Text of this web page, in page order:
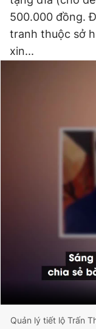
500.000 đồng.
tranh thuộc sở
xin...
Quản lý tiết lộ Trấn